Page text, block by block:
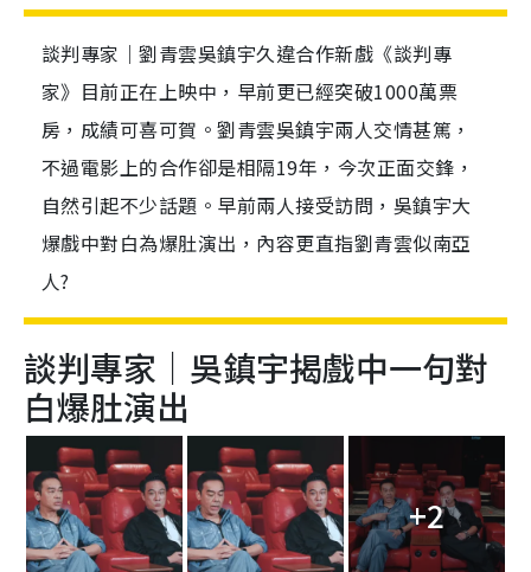
談判專家｜劉青雲吳鎮宇久違合作新戲《談判專
家》目前正在上映中，早前更已經突破1000萬票
房，成績可喜可賀。劉青雲吳鎮宇兩人交情甚篤，
不過電影上的合作卻是相隔19年，今次正面交鋒，
自然引起不少話題。早前兩人接受訪問，吳鎮宇大
爆戲中對白為爆肚演出，內容更直指劉青雲似南亞
人?
談判專家｜吳鎮宇揭戲中一句對
白爆肚演出
+2